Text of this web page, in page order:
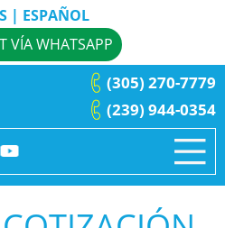
| ESPAÑOL
VÍA WHATSAPP
(239) 944-0354
(305) 270-7779